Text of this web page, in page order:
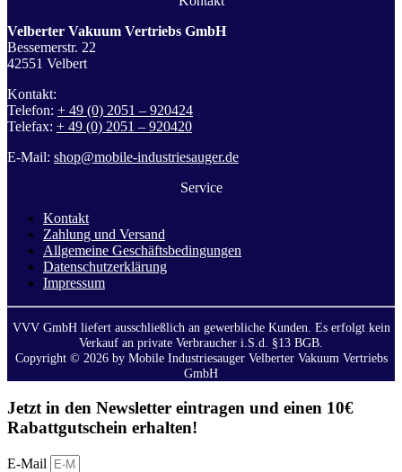
Velberter Vakuum Vertriebs GmbH
Bessemerstr. 22
42551 Velbert
Kontakt:
Telefon: + 49 (0) 2051 – 920424
Telefax: + 49 (0) 2051 – 920420
E-Mail: shop@mobile-industriesauger.de
Service
Kontakt
Zahlung und Versand
Allgemeine Geschäftsbedingungen
Datenschutzerklärung
Impressum
VVV GmbH liefert ausschließlich an gewerbliche Kunden. Es erfolgt kein
Verkauf an private Verbraucher i.S.d. §13 BGB.
Copyright © 2026 by Mobile Industriesauger Velberter Vakuum Vertriebs
GmbH
Jetzt in den Newsletter eintragen und einen 10€
Rabattgutschein erhalten!
E-Mail